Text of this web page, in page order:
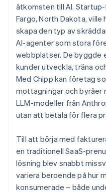
åtkomsten till AI.
Fargo, North Dakota,
skapa den typ av
AI-agenter som stora
webbplatser. De
kunder utveckla, träna
Med Chipp kan företag
mottagningar och byråer
LLM-modeller från
utan att betala för flera
Till att börja med
en traditionell SaaS-
lösning blev snabbt
variera beroende på hur
konsumerade – både